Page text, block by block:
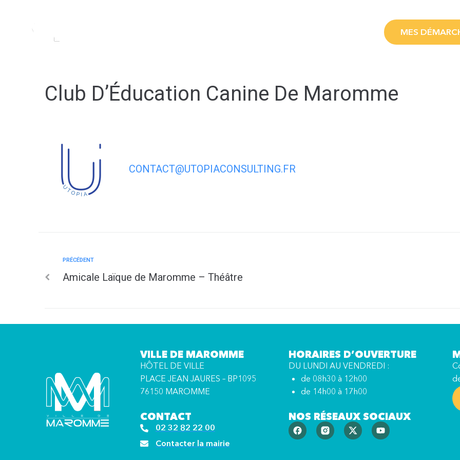
MES
Club D’Éducation Canine De Maromme
CONTACT@UTOPIACONSULTING.FR
PRÉCÉDENT
Amicale Laïque de Maromme – Théâtre
VILLE DE MAROMME
HÔTEL DE VILLE
PLACE JEAN JAURES – BP1095
76150 MAROMME
HORAIRES D’OUVERTURE
DU LUNDI AU VENDREDI :
de 08h30 à 12h00
de 14h00 à 17h00
CONTACT
02 32 82 22 00
Contacter la mairie
NOS RÉSEAUX SOCIAUX